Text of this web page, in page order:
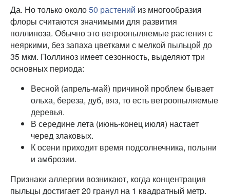
Да. Но только около50 растений из многообразия
флоры считаются значимыми для развития
поллиноза. Обычно это ветроопыляемые растения с
неяркими, без запаха цветками с мелкой пыльцой до
35 мкм. Поллиноз имеет сезонность, выделяют три
основных периода:
Весной (апрель-май) причиной проблем бывает
ольха, береза, дуб, вяз, то есть ветроопыляемые
деревья.
В середине лета (июнь-конец июля) настает
черед злаковых.
К осени приходит время подсолнечника, полыни
и амброзии.
Признаки аллергии возникают, когда концентрация
пыльцы достигает 20 гранул на 1 квадратный метр.